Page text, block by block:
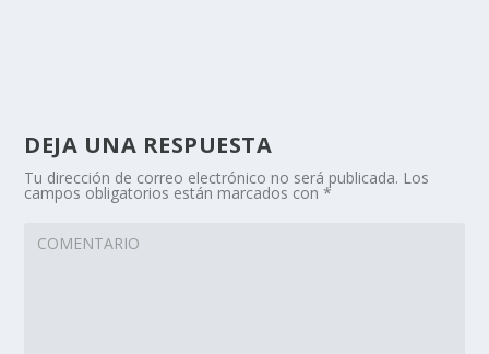
DEJA UNA RESPUESTA
Tu dirección de correo electrónico no será publicada. Los
campos obligatorios están marcados con*